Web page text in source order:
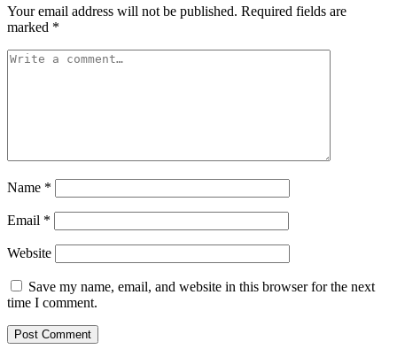
Your email address will not be published. Required fields are
marked *
Name *
Email *
Website
Save my name, email, and website in this browser for the next
time I comment.